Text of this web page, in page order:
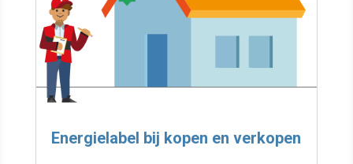
Energielabel bij kopen en verkopen